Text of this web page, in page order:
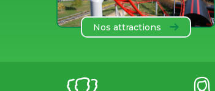
Nos attractions